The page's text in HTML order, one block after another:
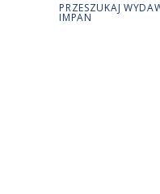
PRZESZUKAJ
IMPAN